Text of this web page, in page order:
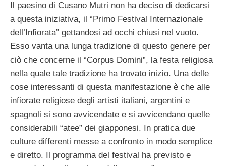
Il paesino di Cusano Mutri non ha deciso di dedicarsi
a questa iniziativa, il “Primo Festival Internazionale
dell’Infiorata” gettandosi ad occhi chiusi nel vuoto.
Esso vanta una lunga tradizione di questo genere per
ciò che concerne il “Corpus Domini”, la festa religiosa
nella quale tale tradizione ha trovato inizio. Una delle
cose interessanti di questa manifestazione è che alle
infiorate religiose degli artisti italiani, argentini e
spagnoli si sono avvicendate e si avvicendano quelle
considerabili “atee” dei giapponesi. In pratica due
culture differenti messe a confronto in modo semplice
e diretto. Il programma del festival ha previsto e